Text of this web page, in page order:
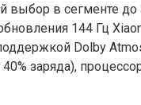
в сегменте до
144 Гц
Dolby
заряда),